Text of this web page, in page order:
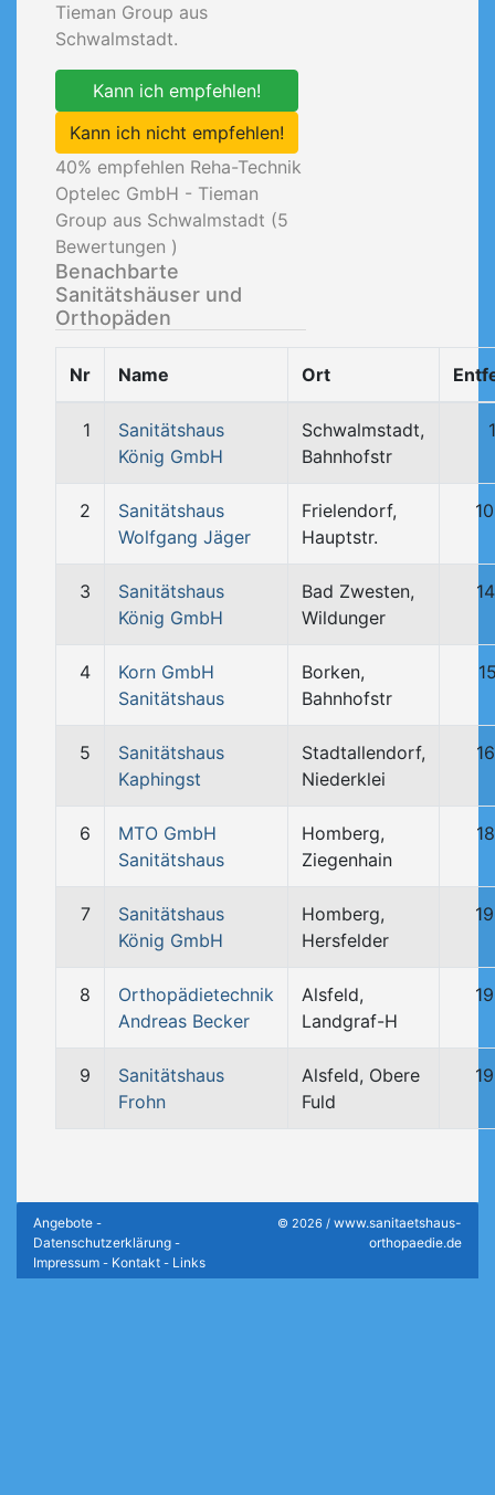
Tieman Group aus
Schwalmstadt.
Kann ich empfehlen!
Kann ich nicht empfehlen!
40% empfehlen Reha-Technik
Optelec GmbH - Tieman
Group aus Schwalmstadt (5
Bewertungen )
Benachbarte
Sanitätshäuser und
Orthopäden
Nr Name Ort
1
Sanitätshaus
König GmbH
Schwalmstadt,
Bahnhofstr
2
Sanitätshaus
Wolfgang Jäger
Frielendorf,
Hauptstr.
3
Sanitätshaus
König GmbH
Bad Zwesten,
Wildunger
4
Korn GmbH
Sanitätshaus
Borken,
Bahnhofstr
5
Sanitätshaus
Kaphingst
Stadtallendorf,
Niederklei
6
MTO GmbH
Sanitätshaus
Homberg,
Ziegenhain
7
Sanitätshaus
König GmbH
Homberg,
Hersfelder
8
Orthopädietechnik
Andreas Becker
Alsfeld,
Landgraf-H
9
Sanitätshaus
Frohn
Alsfeld, Obere
Fuld
Angebote -
Datenschutzerklärung -
Impressum - Kontakt - Links
© 2026 / www.sanitaetshaus-
orthopaedie.de